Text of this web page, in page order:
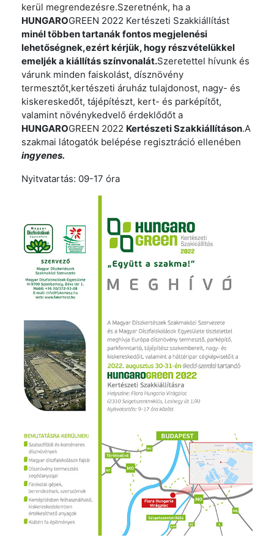
kerül megrendezésre.Szeretnénk, ha a
HUNGAROGREEN 2022 Kertészeti Szakkiállítást
minél többen tartanák fontos megjelenési
lehetőségnek,ezért kérjük, hogy részvételükkel
emeljék a kiállítás színvonalát.Szeretettel hívunk és
várunk minden faiskolást, dísznövény
termesztőt,kertészeti áruház tulajdonost, nagy- és
kiskereskedőt, tájépítészt, kert- és parképítőt,
valamint növénykedvelő érdeklődőt a
HUNGAROGREEN 2022 Kertészeti Szakkiállításon.A
szakmai látogatók belépése regisztráció ellenében
ingyenes.
Nyitvatartás: 09-17 óra